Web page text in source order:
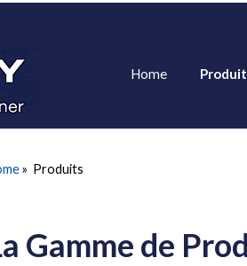
Home
» Produits
Gamme de